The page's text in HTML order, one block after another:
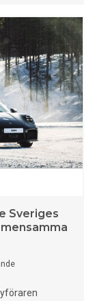
Sveriges